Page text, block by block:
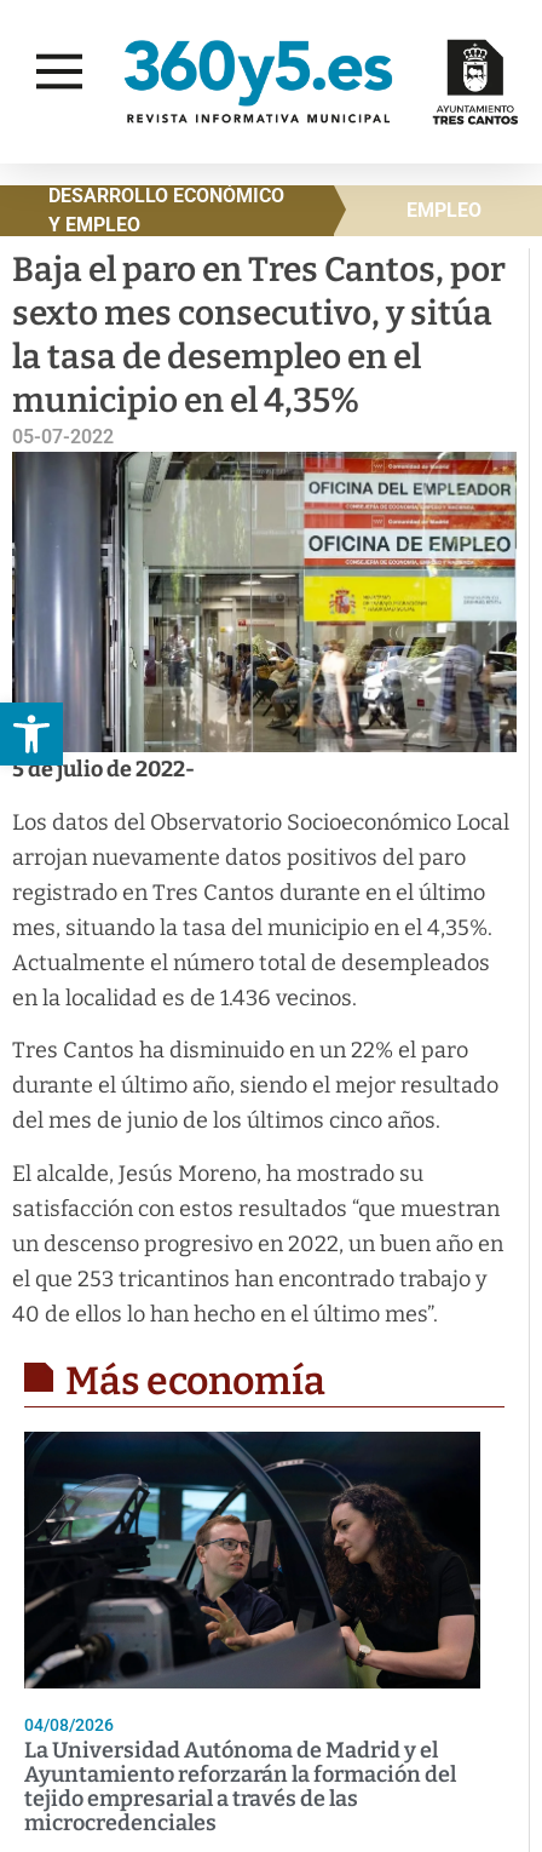
Abrir barra de herramientas
DESARROLLO ECONÓMICO
Y EMPLEO
EMPLEO
Baja el paro en Tres Cantos, por
sexto mes consecutivo, y sitúa
la tasa de desempleo en el
municipio en el 4,35%
05-07-2022
5 de julio de 2022-
Los datos del Observatorio Socioeconómico Local
arrojan nuevamente datos positivos del paro
registrado en Tres Cantos durante en el último
mes, situando la tasa del municipio en el 4,35%.
Actualmente el número total de desempleados
en la localidad es de 1.436 vecinos.
Tres Cantos ha disminuido en un 22% el paro
durante el último año, siendo el mejor resultado
del mes de junio de los últimos cinco años.
El alcalde, Jesús Moreno, ha mostrado su
satisfacción con estos resultados “que muestran
un descenso progresivo en 2022, un buen año en
el que 253 tricantinos han encontrado trabajo y
40 de ellos lo han hecho en el último mes”.
Más economía
04/08/2026
La Universidad Autónoma de Madrid y el
Ayuntamiento reforzarán la formación del
tejido empresarial a través de las
microcredenciales